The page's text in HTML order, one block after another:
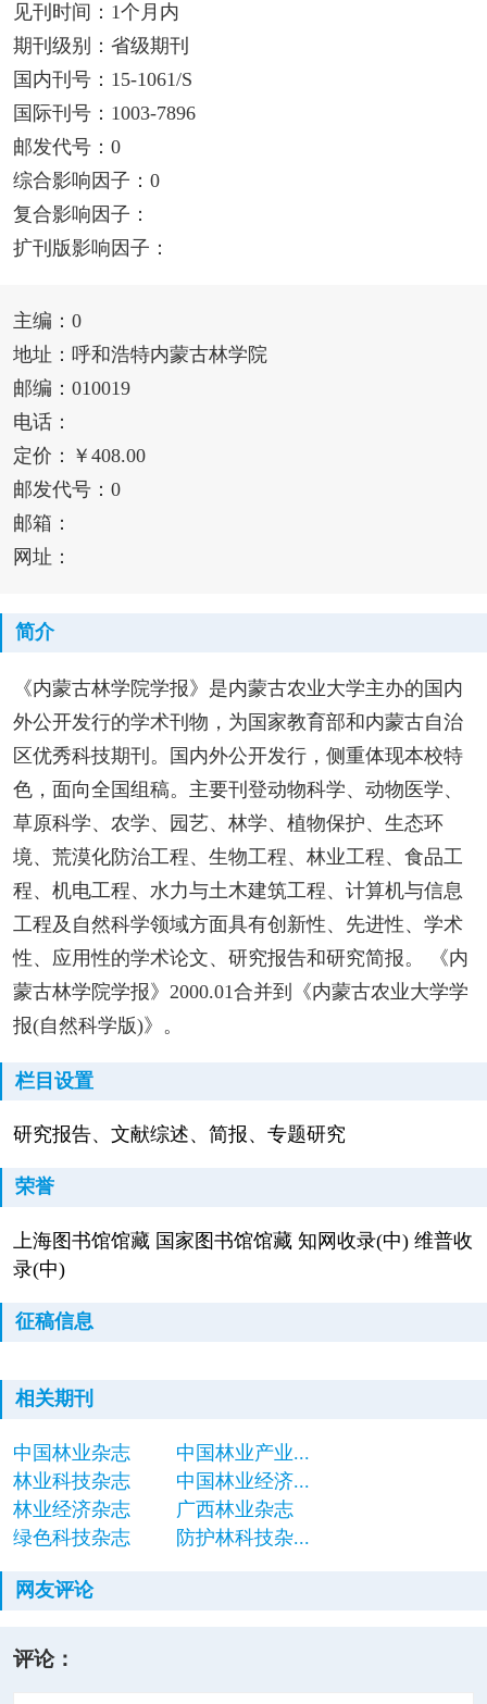
见刊时间：1个月内
期刊级别：省级期刊
国内刊号：15-1061/S
国际刊号：1003-7896
邮发代号：0
综合影响因子：0
复合影响因子：
扩刊版影响因子：
主编：0
地址：呼和浩特内蒙古林学院
邮编：010019
电话：
定价：￥408.00
邮发代号：0
邮箱：
网址：
简介
《内蒙古林学院学报》是内蒙古农业大学主办的国内
外公开发行的学术刊物，为国家教育部和内蒙古自治
区优秀科技期刊。国内外公开发行，侧重体现本校特
色，面向全国组稿。主要刊登动物科学、动物医学、
草原科学、农学、园艺、林学、植物保护、生态环
境、荒漠化防治工程、生物工程、林业工程、食品工
程、机电工程、水力与土木建筑工程、计算机与信息
工程及自然科学领域方面具有创新性、先进性、学术
性、应用性的学术论文、研究报告和研究简报。 《内
蒙古林学院学报》2000.01合并到《内蒙古农业大学学
报(自然科学版)》。
栏目设置
研究报告、文献综述、简报、专题研究
荣誉
上海图书馆馆藏 国家图书馆馆藏 知网收录(中) 维普收
录(中)
征稿信息
相关期刊
中国林业杂志
中国林业产业...
林业科技杂志
中国林业经济...
林业经济杂志
广西林业杂志
绿色科技杂志
防护林科技杂...
网友评论
评论：